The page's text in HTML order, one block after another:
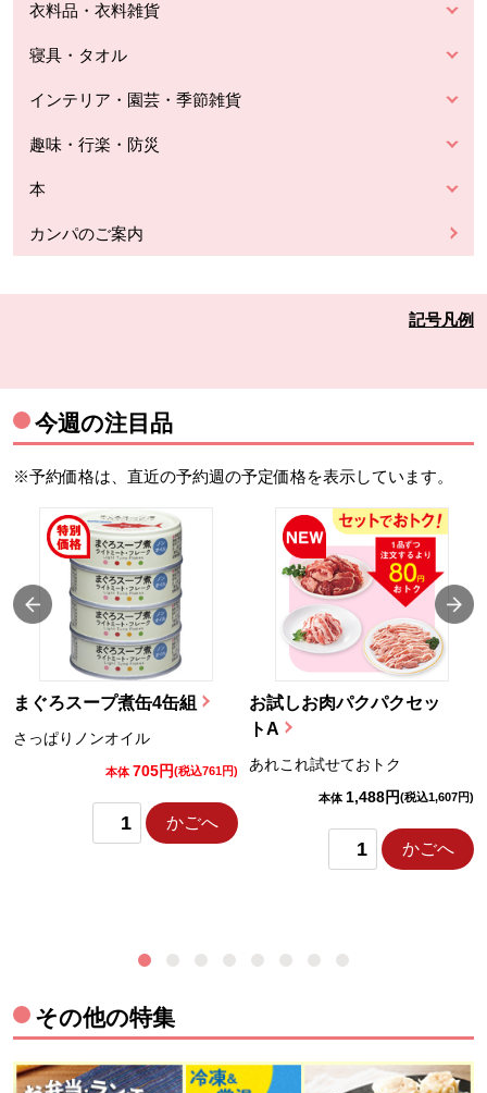
衣料品・衣料雑貨
寝具・タオル
インテリア・園芸・季節雑貨
趣味・行楽・防災
本
カンパのご案内
記号凡例
今週の注目品
※予約価格は、直近の予約週の予定価格を表示しています。
まぐろスープ煮缶4缶組
さっぱりノンオイル
本体 705円(税込761円)
かごへ
お試しお肉パクパクセッ
トA
あれこれ試せておトク
本体 1,488円(税込1,607円)
かごへ
その他の特集